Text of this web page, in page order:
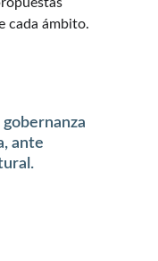
cada ámbito.
ante